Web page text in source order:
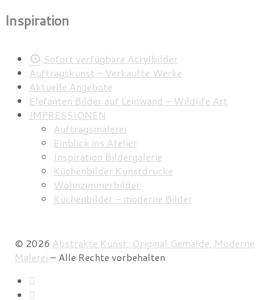
Inspiration
Sofort verfügbare Acrylbilder
Auftragskunst – Verkaufte Werke
Aktuelle Angebote
Elefanten Bilder auf Leinwand – Wildlife Art
IMPRESSIONEN
Auftragsmalerei
Einblick ins Atelier
Inspiration Bildergalerie
Küchenbilder Kunstdrucke
Wohnzimmerbilder
Küchenbilder – moderne Bilder
© 2026 Abstrakte Kunst, Original Gemälde, Moderne
Malerei – Alle Rechte vorbehalten